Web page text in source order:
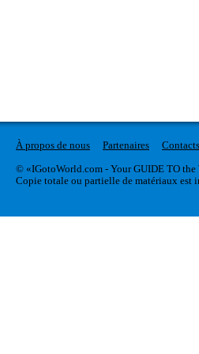
À propos de nous Partenaires
Contacts
© «IGotoWorld.com - Your GUIDE TO the
Copie totale ou partielle de matériaux est